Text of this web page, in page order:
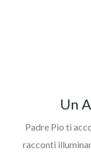
Un
Padre Pio ti
racconti